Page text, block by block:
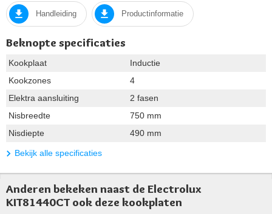
Handleiding Productinformatie
Beknopte specificaties
Kookplaat
Inductie
Kookzones
4
Elektra aansluiting
2 fasen
Nisbreedte
750 mm
Nisdiepte
490 mm
Bekijk alle specificaties
Anderen bekeken naast de Electrolux
KIT81440CT ook deze kookplaten